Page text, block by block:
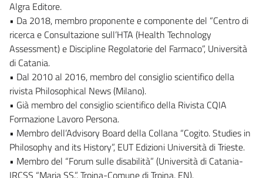
Algra Editore.
• Da 2018, membro proponente e componente del “Centro di
ricerca e Consultazione sull’HTA (Health Technology
Assessment) e Discipline Regolatorie del Farmaco”, Università
di Catania.
• Dal 2010 al 2016, membro del consiglio scientifico della
rivista Philosophical News (Milano).
• Già membro del consiglio scientifico della Rivista CQIA
Formazione Lavoro Persona.
• Membro dell’Advisory Board della Collana “Cogito. Studies in
Philosophy and its History”, EUT Edizioni Università di Trieste.
• Membro del “Forum sulle disabilità” (Università di Catania-
IRCSS “Maria SS.”, Troina-Comune di Troina, EN).